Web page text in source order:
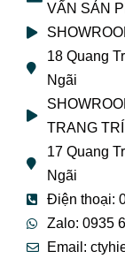
VẤN SẢN
18 Quang
Ngãi
TRANG TRÍ
17 Quang
Ngãi
Điện thoại:
Zalo: 0935
Email: